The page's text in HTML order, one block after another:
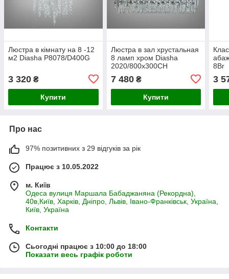
Люстра в кімнату на 8 -12
м2 Diasha P8078/D400G
3 320 ₴
Купити
Люстра в зал хрустальная
8 ламп хром Diasha
2020/800x300CH
7 480₴
Купити
8Br
3
Про нас
97% позитивних з 29 відгуків за рік
Працює з 10.05.2022
м. Київ
Одеса вулиця Маршала Бабаджаняна (Рекордна),
40в,Київ, Харків, Дніпро, Львів, Івано-Франківськ, Україна,
Київ, Україна
Контакти
Сьогодні працює з 10:00 до 18:00
Показати весь графік роботи